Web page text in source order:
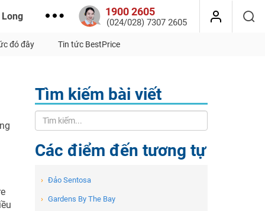
1900 2605
(024/028) 7307 2605
đó đây Tin tức BestPrice
Tìm kiếm bài viết
Các điểm đến tương tự
› Đảo Sentosa
› Gardens By The Bay